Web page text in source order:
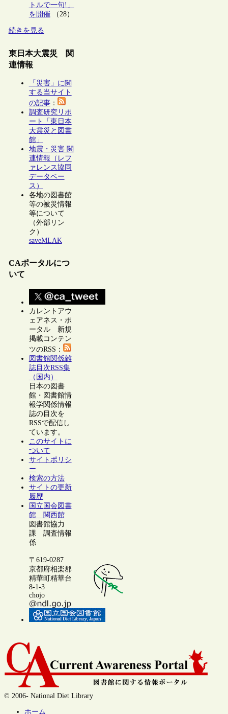
トルで一句!」
を開催（28）
続きを見る
東日本大震災 関
連情報
「災害」に関
する当サイト
の記事：
調査研究リポ
ート「東日本
大震災と図書
館」
地震・災害 関
連情報（レフ
ァレンス協同
データベー
ス）
各地の図書館
等の被災情報
等について
（外部リン
ク）
saveMLAK
CAポータルにつ
いて
カレントアウ
ェアネス・ポ
ータル 新規
掲載コンテン
ツのRSS：
図書館関係雑
誌目次RSS集
（国内）
日本の図書
館・図書館情
報学関係情報
誌の目次を
RSSで配信し
ています。
このサイトに
ついて
サイトポリシ
ー
検索の方法
サイトの更新
履歴
国立国会図書
館 関西館
図書館協力
課 調査情報
係
〒619-0287
京都府相楽郡
精華町精華台
8-1-3
chojo
© 2006- National Diet Library
ホーム